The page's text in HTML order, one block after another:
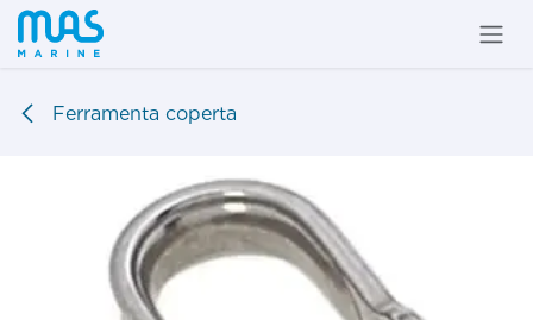
Passa al contenuto
Ferramenta coperta